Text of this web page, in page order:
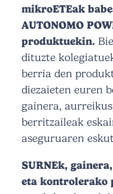
mikroETEak
AUTONOMO
produktuekin.
dituzte
berria den
diezaieten euren
gainera,
berritzaileak
aseguruaren
SURNEk,
eta kontrolerako